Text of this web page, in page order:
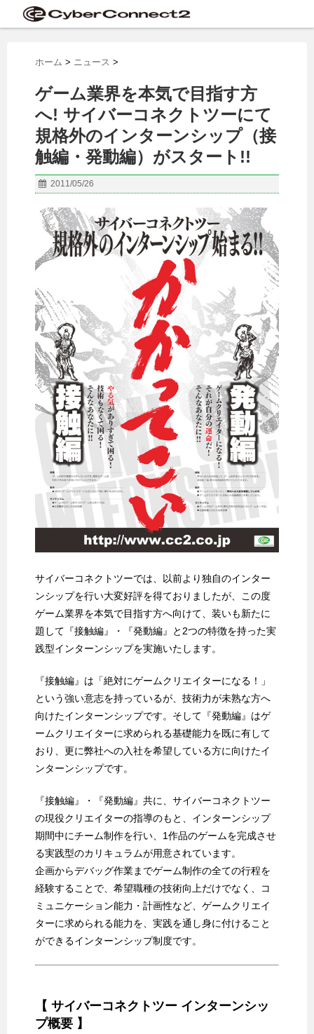
ホーム > ニュース >
ゲーム業界を本気で目指す方
へ! サイバーコネクトツーにて
規格外のインターンシップ（接
触編・発動編）がスタート!!
2011/05/26
サイバーコネクトツーでは、以前より独自のインター
ンシップを行い大変好評を得ておりましたが、この度
ゲーム業界を本気で目指す方へ向けて、装いも新たに
題して『接触編』・『発動編』と2つの特徴を持った実
践型インターンシップを実施いたします。
『接触編』は「絶対にゲームクリエイターになる！」
という強い意志を持っているが、技術力が未熟な方へ
向けたインターンシップです。そして『発動編』はゲ
ームクリエイターに求められる基礎能力を既に有して
おり、更に弊社への入社を希望している方に向けたイ
ンターンシップです。
『接触編』・『発動編』共に、サイバーコネクトツー
の現役クリエイターの指導のもと、インターンシップ
期間中にチーム制作を行い、1作品のゲームを完成させ
る実践型のカリキュラムが用意されています。
企画からデバッグ作業までゲーム制作の全ての行程を
経験することで、希望職種の技術向上だけでなく、コ
ミュニケーション能力・計画性など、ゲームクリエイ
ターに求められる能力を、実践を通し身に付けること
ができるインターンシップ制度です。
【 サイバーコネクトツー インターンシッ
プ概要 】